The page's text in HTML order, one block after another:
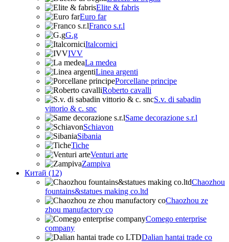
Elite & fabris
Euro far
Franco s.r.l
G.g
Italcornici
IVV
La medea
Linea argenti
Porcellane principe
Roberto cavalli
S.v. di sabadin
vittorio & c. snc
Same decorazione s.r.l
Schiavon
Sibania
Tiche
Venturi arte
Zampiva
Китай (12)
Chaozhou
fountains&statues making co.ltd
Chaozhou ze
zhou manufactory co
Comego enterprise
company
Dalian hantai trade co